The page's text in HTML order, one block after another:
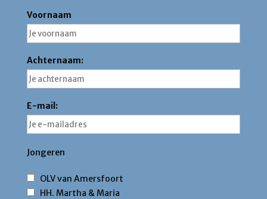
Voornaam
Achternaam:
E-mail:
Jongeren
OLV van Amersfoort
HH. Martha & Maria